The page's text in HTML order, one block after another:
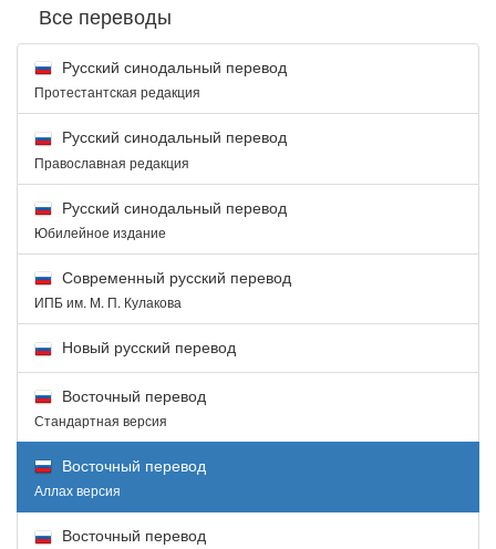
Все переводы
Русский синодальный перевод
Протестантская редакция
Русский синодальный перевод
Православная редакция
Русский синодальный перевод
Юбилейное издание
Современный русский перевод
ИПБ им. М. П. Кулакова
Новый русский перевод
Восточный перевод
Стандартная версия
Восточный перевод
Аллах версия
Восточный перевод